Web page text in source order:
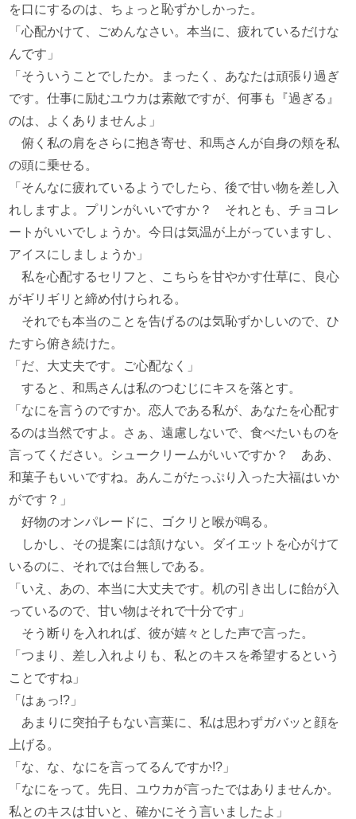
を口にするのは、ちょっと恥ずかしかった。
「心配かけて、ごめんなさい。本当に、疲れているだけな
んです」
「そういうことでしたか。まったく、あなたは頑張り過ぎ
です。仕事に励むユウカは素敵ですが、何事も『過ぎる』
のは、よくありませんよ」
俯く私の肩をさらに抱き寄せ、和馬さんが自身の頬を私
の頭に乗せる。
「そんなに疲れているようでしたら、後で甘い物を差し入
れしますよ。プリンがいいですか？ それとも、チョコレ
ートがいいでしょうか。今日は気温が上がっていますし、
アイスにしましょうか」
私を心配するセリフと、こちらを甘やかす仕草に、良心
がギリギリと締め付けられる。
それでも本当のことを告げるのは気恥ずかしいので、ひ
たすら俯き続けた。
「だ、大丈夫です。ご心配なく」
すると、和馬さんは私のつむじにキスを落とす。
「なにを言うのですか。恋人である私が、あなたを心配す
るのは当然ですよ。さぁ、遠慮しないで、食べたいものを
言ってください。シュークリームがいいですか？ ああ、
和菓子もいいですね。あんこがたっぷり入った大福はいか
がです？」
好物のオンパレードに、ゴクリと喉が鳴る。
しかし、その提案には頷けない。ダイエットを心がけて
いるのに、それでは台無しである。
「いえ、あの、本当に大丈夫です。机の引き出しに飴が入
っているので、甘い物はそれで十分です」
そう断りを入れれば、彼が嬉々とした声で言った。
「つまり、差し入れよりも、私とのキスを希望するという
ことですね」
「はぁっ!?」
あまりに突拍子もない言葉に、私は思わずガバッと顔を
上げる。
「な、な、なにを言ってるんですか!?」
「なにをって。先日、ユウカが言ったではありませんか。
私とのキスは甘いと、確かにそう言いましたよ」